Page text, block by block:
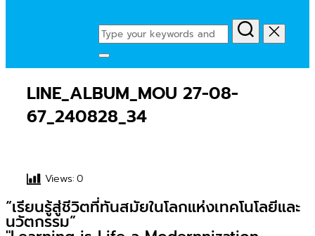
Search
for:
Toggle
&
navigation
LINE_ALBUM_MOU 27-08-
67_240828_34
Views:0
“เรียนรู้สู่ชีวิตที่ทันสมัยในโลกแห่งเทคโนโลยีและ
นวัตกรรม”